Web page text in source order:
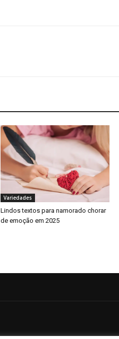
Variedades
Lindos textos para namorado chorar
de emoção em 2025